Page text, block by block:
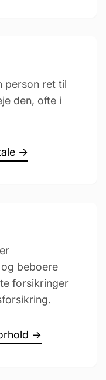
person ret til
den, ofte i
→
beboere
forsikringer
→